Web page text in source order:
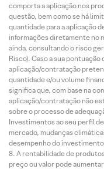
comporta a aplicação nos
questão, bem como se há
quantidade para a aplicação
informações diretamente no
ainda, consultando o risco
Risco). Caso a sua
aplicação/contratação
quantidade e/ou volume
significa que, com base na
aplicação/contratação não
sobre o processo de
Investimentos ao seu perfil
mercado, mudanças
desempenho do
A rentabilidade de
preço ou valor pode